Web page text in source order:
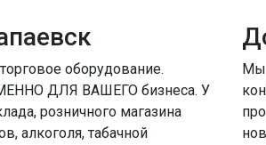
оборудование.
ДЛЯ ВАШЕГО бизнеса. У
розничного магазина
алкоголя, табачной
Мы